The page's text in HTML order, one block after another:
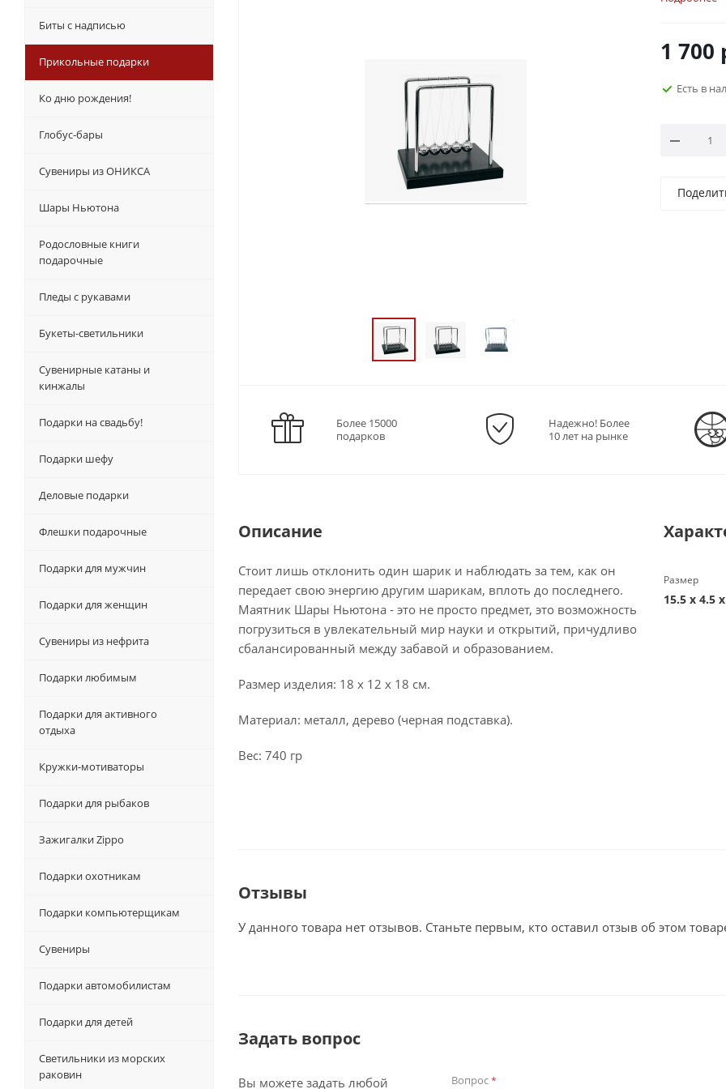
1 700
Есть в
Более 15000
подарков
Надежно! Более
10 лет на рынке
Описание
Стоит лишь отклонить один шарик и наблюдать за тем, как он
передает свою энергию другим шарикам, вплоть до последнего.
Маятник Шары Ньютона - это не просто предмет, это возможность
погрузиться в увлекательный мир науки и открытий, причудливо
сбалансированный между забавой и образованием.
Размер изделия: 18 х 12 х 18 см.
Материал: металл, дерево (черная подставка).
Вес: 740 гр
Размер
15.5 х 4.5
Отзывы
У данного товара нет отзывов. Станьте первым, кто оставил отзыв об этом
Задать вопрос
Вы можете задать любой Вопрос*
Биты с надписью
Прикольные подарки
Ко дню рождения!
Глобус-бары
Сувениры из ОНИКСА
Шары Ньютона
Родословные книги
подарочные
Пледы с рукавами
Букеты-светильники
Сувенирные катаны и
кинжалы
Подарки на свадьбу!
Подарки шефу
Деловые подарки
Флешки подарочные
Подарки для мужчин
Подарки для женщин
Сувениры из нефрита
Подарки любимым
Подарки для активного
отдыха
Кружки-мотиваторы
Подарки для рыбаков
Зажигалки Zippo
Подарки охотникам
Подарки компьютерщикам
Сувениры
Подарки автомобилистам
Подарки для детей
Светильники из морских
раковин